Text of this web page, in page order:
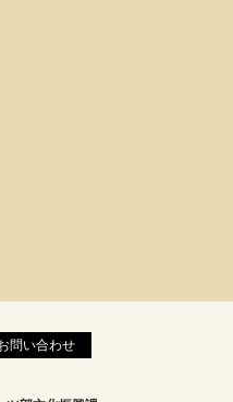
問い合わせ